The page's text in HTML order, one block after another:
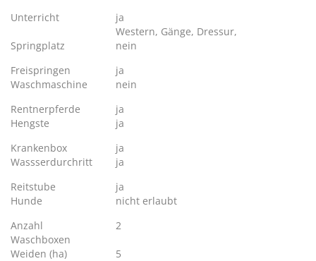
Unterricht
ja
Western, Gänge, Dressur,
Springplatz
nein
Freispringen
ja
Waschmaschine
nein
Rentnerpferde
ja
Hengste
ja
Krankenbox
ja
Wassserdurchritt
ja
Reitstube
ja
Hunde
nicht erlaubt
Anzahl
Waschboxen
2
Weiden (ha)
5